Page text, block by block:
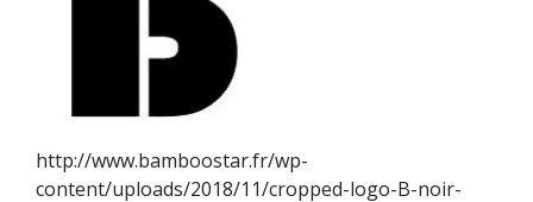
http://www.bamboostar.fr/wp-
content/uploads/2018/11/cropped-logo-B-noir-